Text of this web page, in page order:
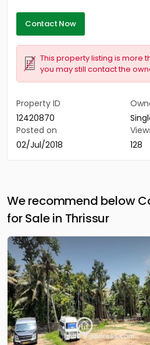
Contact Now
This property listing is more
you may still contact the
Property ID
12420870
Posted on
02/Jul/2018
128
We recommend below
for Sale in Thrissur